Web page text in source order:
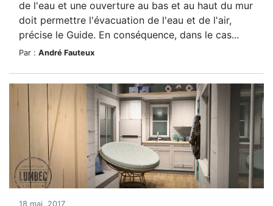
de l'eau et une ouverture au bas et au haut du mur
doit permettre l'évacuation de l'eau et de l'air,
précise le Guide. En conséquence, dans le cas...
Par : André Fauteux
18 mai, 2017